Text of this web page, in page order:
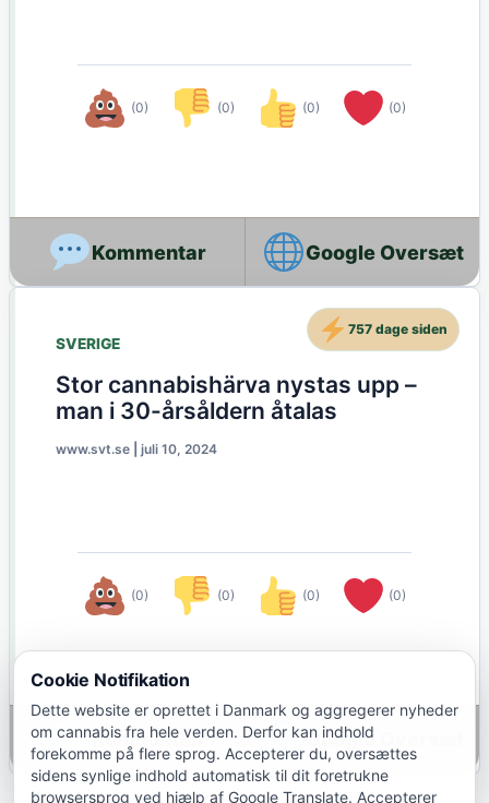
(0) (0) (0) (0)
Google Oversæt
SVERIGE
Stor cannabishärva nystas upp –
man i 30-årsåldern åtalas
www.svt.se juli 10, 2024
(0) (0) (0) (0)
757 dage siden
Google Oversæt
Cookie Notifikation
Dette website er oprettet i Danmark og aggregerer nyheder
om cannabis fra hele verden. Derfor kan indhold
forekomme på flere sprog. Accepterer du, oversættes
sidens synlige indhold automatisk til dit foretrukne
browsersprog ved hjælp af Google Translate. Accepterer